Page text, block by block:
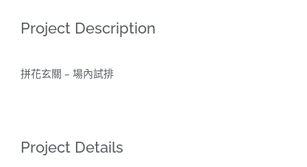
Project Description
拼花玄關 – 場內試排
Project Details